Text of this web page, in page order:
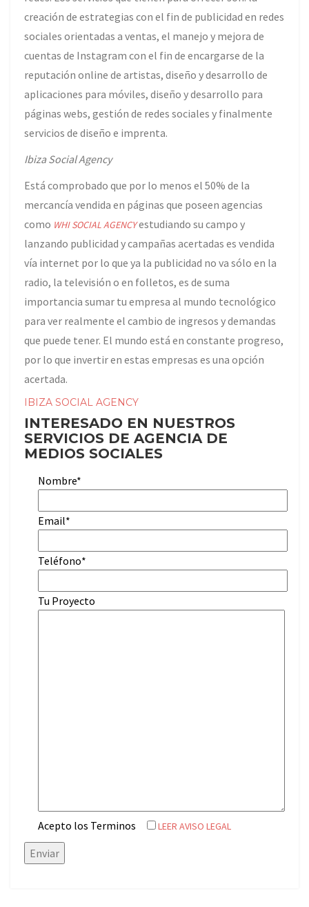
creación de estrategias con el fin de publicidad en redes
sociales orientadas a ventas, el manejo y mejora de
cuentas de Instagram con el fin de encargarse de la
reputación online de artistas, diseño y desarrollo de
aplicaciones para móviles, diseño y desarrollo para
páginas webs, gestión de redes sociales y finalmente
servicios de diseño e imprenta.
Ibiza Social Agency
Está comprobado que por lo menos el 50% de la
mercancía vendida en páginas que poseen agencias
como WHI SOCIAL AGENCYestudiando su campo y
lanzando publicidad y campañas acertadas es vendida
vía internet por lo que ya la publicidad no va sólo en la
radio, la televisión o en folletos, es de suma
importancia sumar tu empresa al mundo tecnológico
para ver realmente el cambio de ingresos y demandas
que puede tener. El mundo está en constante progreso,
por lo que invertir en estas empresas es una opción
acertada.
IBIZA SOCIAL AGENCY
INTERESADO EN NUESTROS
SERVICIOS DE AGENCIA DE
MEDIOS SOCIALES
Nombre*
Email*
Teléfono*
Tu Proyecto
Acepto los Terminos LEER AVISO LEGAL